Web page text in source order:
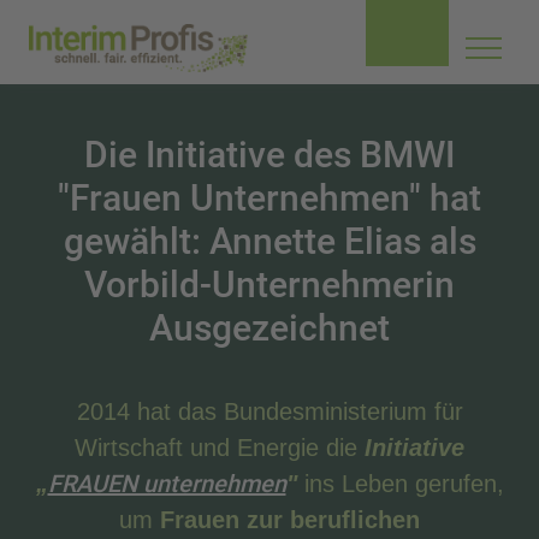
Die Initiative des BMWI
"Frauen Unternehmen" hat
gewählt: Annette Elias als
Vorbild-Unternehmerin
Ausgezeichnet
2014 hat das Bundesministerium für
Wirtschaft und Energie die Initiative
„FRAUEN unternehmen"ins Leben gerufen,
um Frauen zur beruflichen